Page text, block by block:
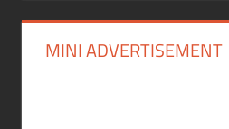
MINI ADVERTISEMENT